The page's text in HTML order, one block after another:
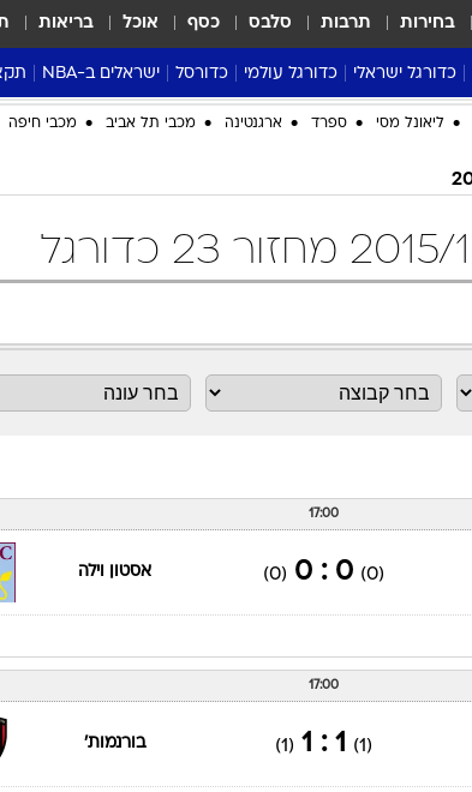
בחירות תרבות סלבס כסף אוכל בריאות
כדורגל ישראלי
ליגת העל Winner
גביע המדינה
שגרירים
כדורגל עולמי
ליגה אנגלית
ליגה צרפתית
כדורסל
ליגת העל
נבחרות ישראל בכדורסל
ישראלים ב-NBA
דני אבדיה ליאונל מסי ספרד ארגנטינה מכבי תל אביב מכבי חיפה
17:00
(0)
0 : 0
(0) אסטון וילה
17:00
(1)
1 : 1
(1) בורנמות'